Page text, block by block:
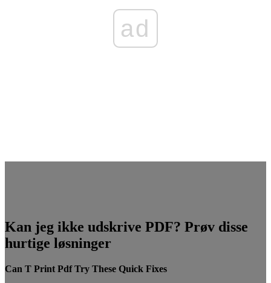
ad
Kan jeg ikke udskrive PDF? Prøv disse
hurtige løsninger
Can T Print Pdf Try These Quick Fixes